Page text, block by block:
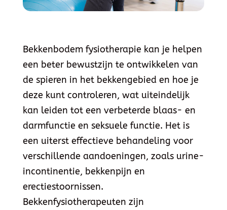
Bekkenbodem fysiotherapie kan je helpen
een beter bewustzijn te ontwikkelen van
de spieren in het bekkengebied en hoe je
deze kunt controleren, wat uiteindelijk
kan leiden tot een verbeterde blaas- en
darmfunctie en seksuele functie. Het is
een uiterst effectieve behandeling voor
verschillende aandoeningen, zoals urine-
incontinentie, bekkenpijn en
erectiestoornissen.
Bekkenfysiotherapeuten zijn